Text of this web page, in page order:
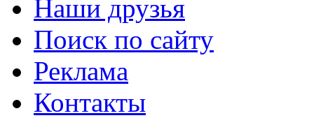
Наши друзья
Поиск по сайту
Реклама
Контакты